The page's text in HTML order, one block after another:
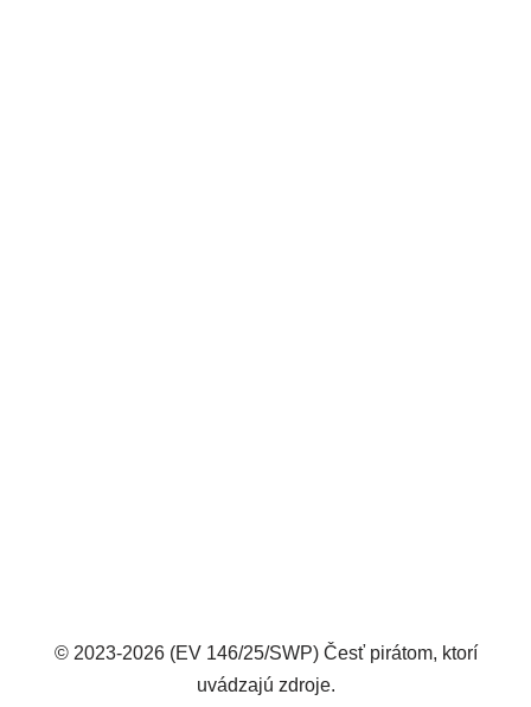
© 2023-2026 (EV 146/25/SWP) Česť pirátom, ktorí
uvádzajú zdroje.